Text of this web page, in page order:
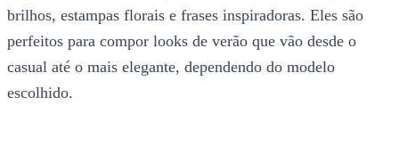
brilhos, estampas florais e frases inspiradoras. Eles são
perfeitos para compor looks de verão que vão desde o
casual até o mais elegante, dependendo do modelo
escolhido.